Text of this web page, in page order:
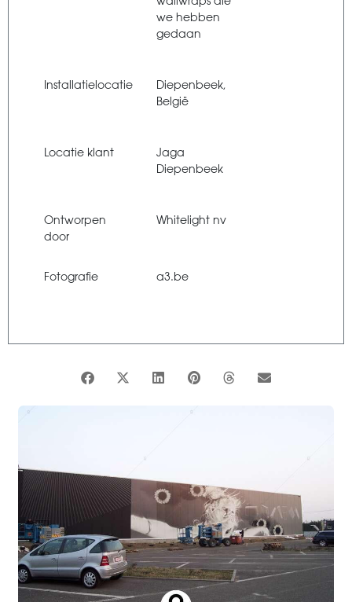
we hebben
gedaan
Installatielocatie
Diepenbeek,
België
Locatie klant
Jaga
Diepenbeek
Ontworpen
door
Whitelight nv
Fotografie a3.be